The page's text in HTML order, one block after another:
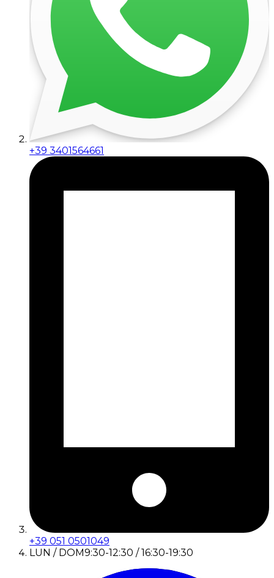
+39 3401564661
+39 051 0501049
LUN / DOM9:30-12:30 / 16:30-19:30